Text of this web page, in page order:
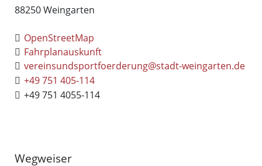
88250Weingarten
OpenStreetMap
Fahrplanauskunft
vereinsundsportfoerderung@stadt-weingarten.de
+49 751 405-114
+49 751 4055-114
Wegweiser